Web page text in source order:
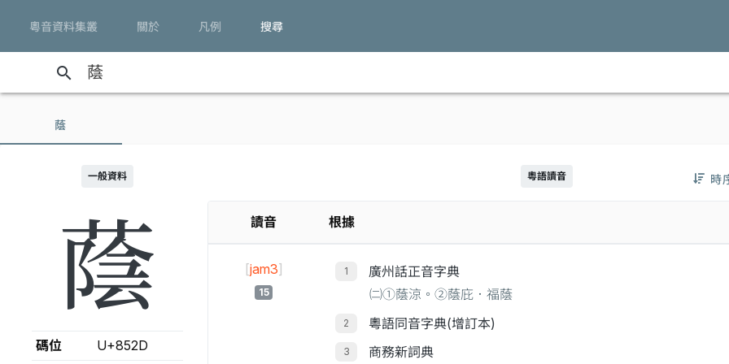
粵音資料集叢 關於 凡例 搜尋
search
蔭
一般資料
蔭
碼位 U+852D
粵語讀音 時
讀音 根據
[jam3]
15
廣州話正音字典
㈡①蔭涼。②蔭庇．福蔭
粵語同音字典(增訂本)
商務新詞典